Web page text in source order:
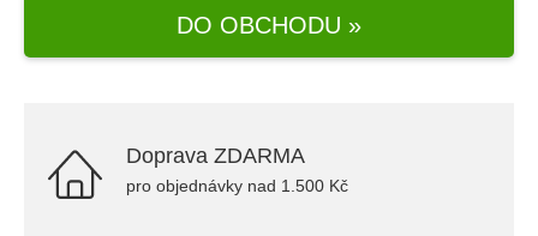
DO OBCHODU »
Doprava ZDARMA
pro objednávky nad 1.500 Kč